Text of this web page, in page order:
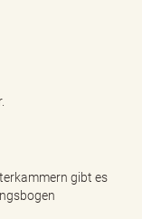
gibt es